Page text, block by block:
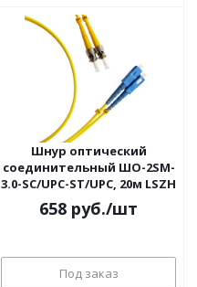
Шнур оптический
соединительный ШО-2SM-
3.0-SC/UPC-ST/UPC, 20м LSZH
658 руб./шт
Под заказ